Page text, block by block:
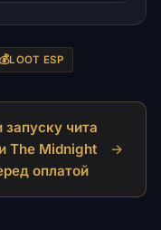
💰LOOT ESP
чита
The Midnight
оплатой
→